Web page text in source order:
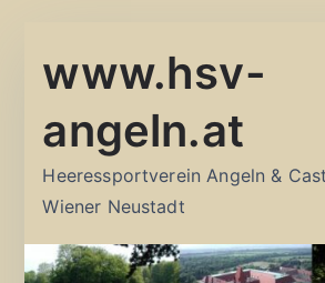
Inhalt
www.hsv-
angeln.at
Heeressportverein Angeln &
Wiener Neustadt